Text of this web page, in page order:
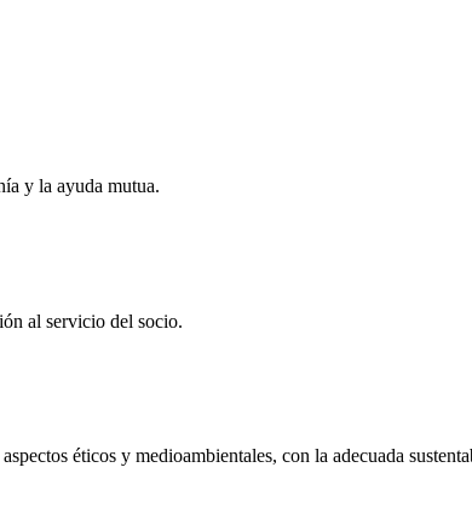
y la ayuda mutua.
al servicio del socio.
éticos y medioambientales, con la adecuada